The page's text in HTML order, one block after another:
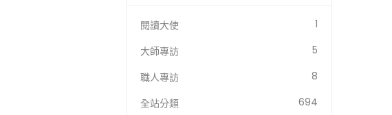
閱讀大使
1
大師專訪
5
職人專訪
8
全站分類
694